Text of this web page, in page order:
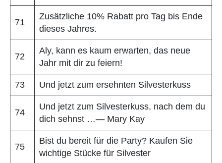
71
Zusätzliche 10% Rabatt pro Tag bis Ende
dieses Jahres.
72
Aly, kann es kaum erwarten, das neue
Jahr mit dir zu feiern!
73 Und jetzt zum ersehnten Silvesterkuss
74
Und jetzt zum Silvesterkuss, nach dem du
dich sehnst …— Mary Kay
75
Bist du bereit für die Party? Kaufen Sie
wichtige Stücke für Silvester